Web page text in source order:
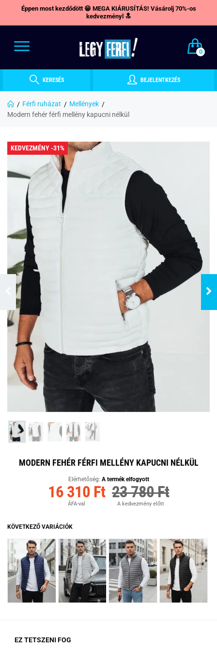
Éppen most kezdődött 😁 MEGA KIÁRUSÍTÁS! Vásárolj 70%-os
kedvezményl 🔝
0
KERESÉS BEJELENTKEZÉS
Férfi ruházat
Mellények
Modern fehér férfi mellény kapucni nélkül
KEDVEZMÉNY -31%
MODERN FEHÉR FÉRFI MELLÉNY KAPUCNI NÉLKÜL
Elérhetőség: A termék elfogyott
16 310 Ft
ÁFA-val
23 780 Ft
A kedvezmény előtt
KÖVETKEZŐ VARIÁCIÓK
EZ TETSZENI FOG